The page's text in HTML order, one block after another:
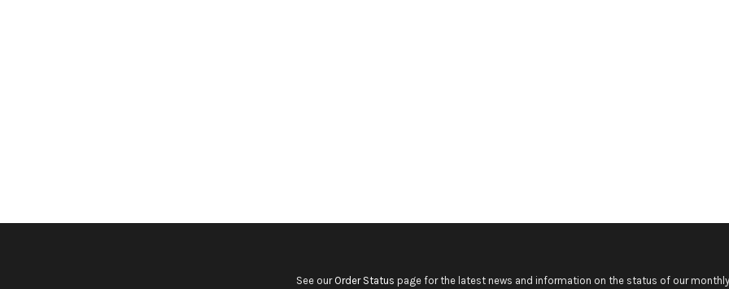
See our Order Status page for the latest news and information on the status of our